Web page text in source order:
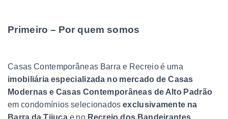
Primeiro – Por quem somos
Casas Contemporâneas Barra e Recreio é uma
imobiliária especializada no mercado de Casas
Modernas e Casas Contemporâneas de Alto Padrão
em condomínios selecionados exclusivamente na